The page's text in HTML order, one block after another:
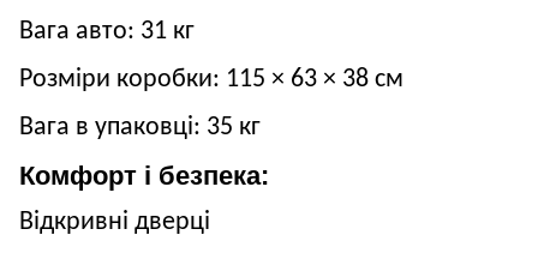
Вага авто: 31 кг
Розміри коробки: 115 × 63 × 38 см
Вага в упаковці: 35 кг
Комфорт і безпека:
Відкривні дверці